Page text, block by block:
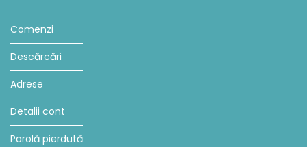
Comenzi
Descărcări
Adrese
Detalii cont
Parolă pierdută